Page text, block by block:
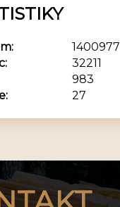
27
1400977
32211
983